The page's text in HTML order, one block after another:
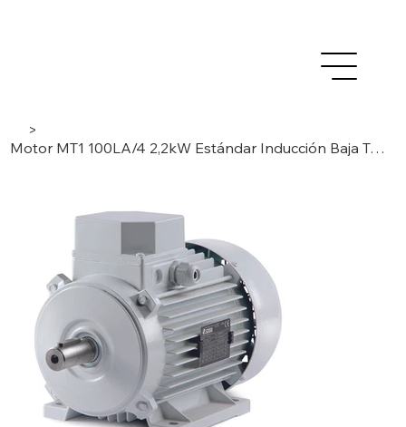
>
Motor MT1 100LA/4 2,2kW Estándar Inducción Baja Tensión AC- 3 Fases/ 4 Polos